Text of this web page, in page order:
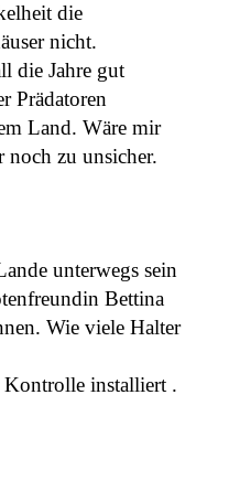
die
nicht.
die Jahre gut
Prädatoren
Land. Wäre mir
noch zu unsicher.
unterwegs sein
Bettina
Wie viele Halter
Kontrolle installiert .